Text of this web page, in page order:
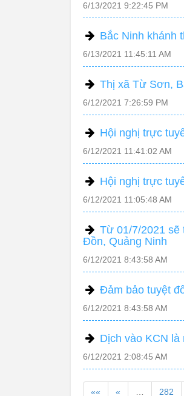
6/13/2021 9:22:45 PM
Bắc Ninh khánh
6/13/2021 11:45:11 AM
Thị xã Từ Sơn,
6/12/2021 7:26:59 PM
Hội nghị trực
6/12/2021 11:41:02 AM
Hội nghị trực
6/12/2021 11:05:48 AM
Từ 01/7/2021 sẽ
Đồn, Quảng Ninh
6/12/2021 8:43:58 AM
Đảm bảo tuyệt
6/12/2021 8:43:58 AM
Dịch vào KCN là
6/12/2021 2:08:45 AM
«« « … 282